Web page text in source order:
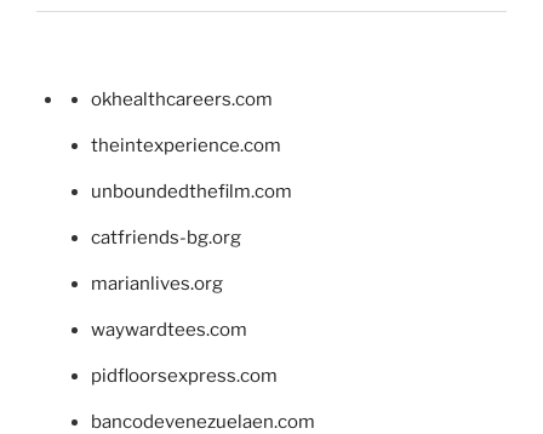
okhealthcareers.com
theintexperience.com
unboundedthefilm.com
catfriends-bg.org
marianlives.org
waywardtees.com
pidfloorsexpress.com
bancodevenezuelaen.com